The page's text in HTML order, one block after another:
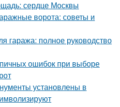
сердце Москвы
ворота: советы и
гаража: полное руководство
ошибок при выборе
установлены в